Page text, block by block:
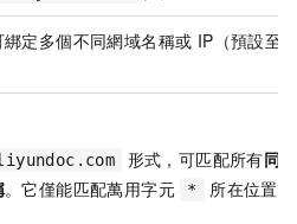
定多個不同網域名稱或 IP（預設至
形式，可匹配所有同級
。它僅能匹配萬用字元 *
所在位置的